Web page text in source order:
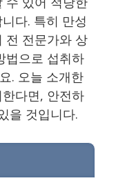
다. 특히 만성
전 전문가와 상
법으로 섭취하
. 오늘 소개한
다면, 안전하
을 것입니다.